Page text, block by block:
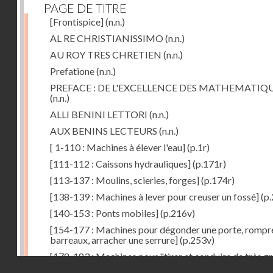
PAGE DE TITRE
[Frontispice](n.n.)
AL RE CHRISTIANISSIMO (n.n.)
AU ROY TRES CHRETIEN (n.n.)
Prefatione(n.n.)
PREFACE : DE L'EXCELLENCE DES
(n.n.)
ALLI BENINI LETTORI (n.n.)
AUX BENINS LECTEURS (n.n.)
[ 1-110 : Machines à élever l'eau](p.1r)
[111-112 : Caissons hydrauliques](p.171r)
[113-137 : Moulins, scieries, forges](p.174r)
[138-139 : Machines à lever pour creuser un fossé]
[140-153 : Ponts mobiles](p.216v)
[154-177 : Machines pour dégonder une porte,
barreaux, arracher une serrure](p.253v)
[178-183 : Machines pour "tirer et conduire de très